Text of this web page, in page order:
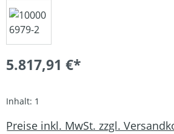
5.817,91 €*
Inhalt: 1
Preise inkl. MwSt. zzgl.